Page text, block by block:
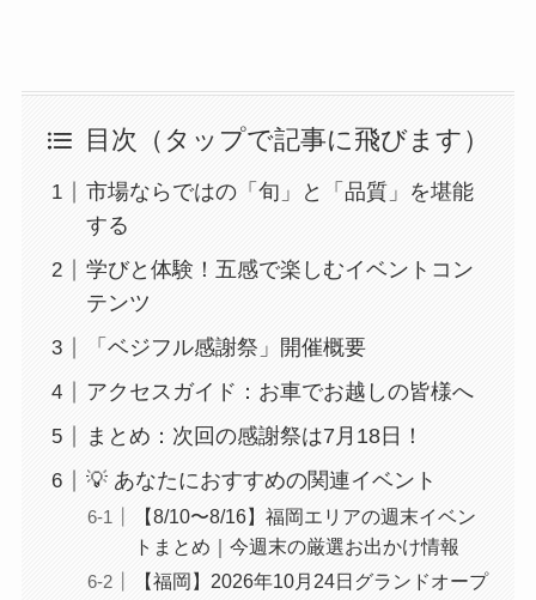
目次（タップで記事に飛びます）
市場ならではの「旬」と「品質」を堪能
する
学びと体験！五感で楽しむイベントコン
テンツ
「ベジフル感謝祭」開催概要
アクセスガイド：お車でお越しの皆様へ
まとめ：次回の感謝祭は7月18日！
💡 あなたにおすすめの関連イベント
【8/10〜8/16】福岡エリアの週末イベン
トまとめ｜今週末の厳選お出かけ情報
【福岡】2026年10月24日グランドオープ